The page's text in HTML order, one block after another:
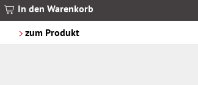
In den Warenkorb
zum Produkt